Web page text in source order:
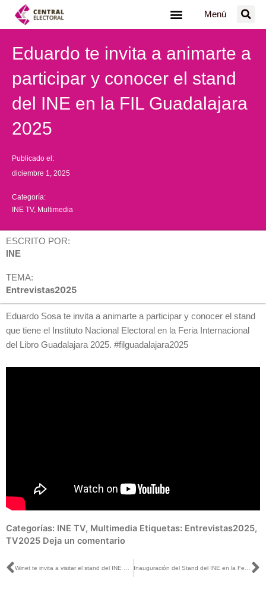
Menú
Eduardo te invita a animarte a
participar y conocer el stand
del INE en la FIL Guadalajara
2025
Publicado el:
diciembre 1, 2025
Categoría:
INE TV, Multimedia
ESCRITO POR:
INE
TEMA:
Entrevistas2025
Eduardo Sosa te invita a animarte a participar y conocer el stand
que tiene el Instituto Nacional Electoral en la Feria Internacional
del Libro Guadalajara 2025. #filguadalajara2025
Categorías: INE TV, Multimedia Etiquetas: Entrevistas2025,
TV2025 Deja un comentario
Ant